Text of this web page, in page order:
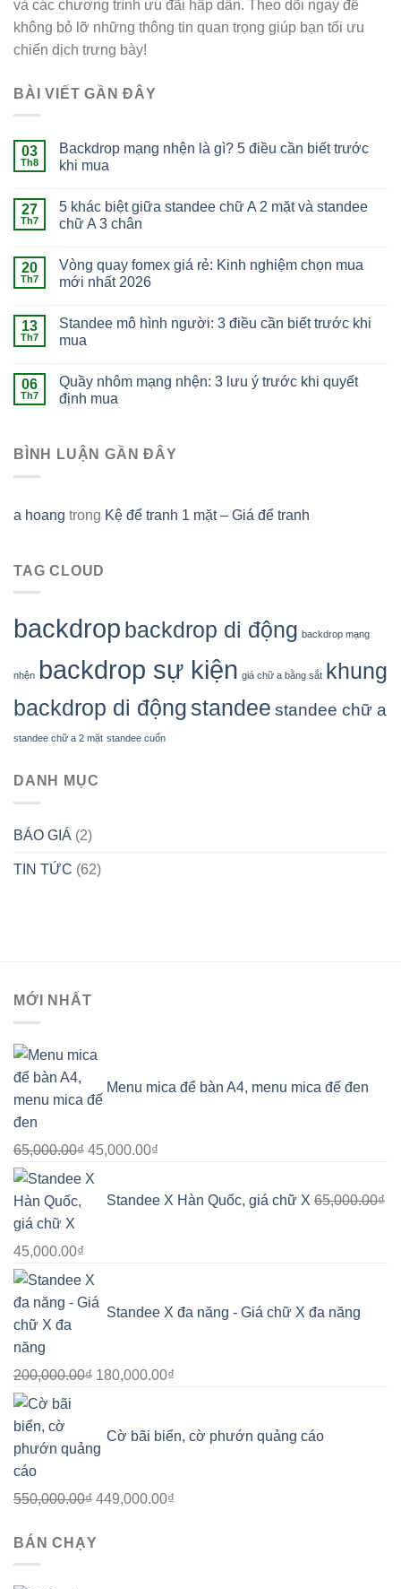
và các chương trình ưu đãi hấp dẫn. Theo dõi ngay để
không bỏ lỡ những thông tin quan trọng giúp bạn tối ưu
chiến dịch trưng bày!
BÀI VIẾT GẦN ĐÂY
03
Th8
Backdrop mạng nhện là gì? 5 điều cần biết trước
khi mua
27
Th7
5 khác biệt giữa standee chữ A 2 mặt và standee
chữ A 3 chân
20
Th7
Vòng quay fomex giá rẻ: Kinh nghiệm chọn mua
mới nhất 2026
13
Th7
Standee mô hình người: 3 điều cần biết trước khi
mua
06
Th7
Quầy nhôm mạng nhện: 3 lưu ý trước khi quyết
định mua
BÌNH LUẬN GẦN ĐÂY
a hoang trong Kệ để tranh 1 mặt – Giá để tranh
TAG CLOUD
backdrop backdrop di động backdrop mạng
nhện backdrop sự kiện giá chữ a bằng sắt khung
backdrop di động standee standee chữ a
standee chữ a 2 mặt standee cuốn
DANH MỤC
BÁO GIÁ (2)
TIN TỨC (62)
MỚI NHẤT
Menu mica để bàn A4, menu mica đế đen
65,000.00₫ Giá
gốc
45,000.00₫
tại
Standee X Hàn Quốc, giá chữ X 65,000.00₫
Giá
gốc
là:
65,000.00₫.
45,000.00₫
hiện
tại
Standee X đa năng - Giá chữ X đa năng
200,000.00₫ Giá
200,000.00₫.
180,000.00₫
là:
Cờ bãi biển, cờ phướn quảng cáo
550,000.00₫ Giá
là:
449,000.00₫
BÁN CHẠY